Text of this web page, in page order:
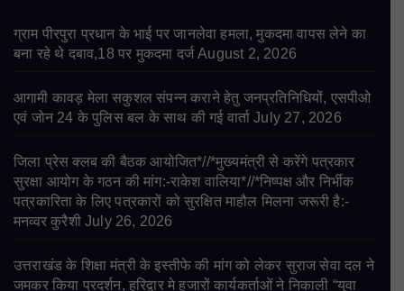
ग्राम पीरपुरा प्रधान के भाई पर जानलेवा हमला, मुकदमा वापस लेने का
बना रहे थे दबाव,18 पर मुकदमा दर्ज August 2, 2026
आगामी कावड़ मेला सकुशल संपन्न कराने हेतु जनप्रतिनिधियों, एसपीओ
एवं जोन 24 के पुलिस बल के साथ की गई वार्ता July 27, 2026
जिला प्रेस क्लब की बैठक आयोजित*//*मुख्यमंत्री से करेंगे पत्रकार
सुरक्षा आयोग के गठन की मांग:-राकेश वालिया*//*निष्पक्ष और निर्भीक
पत्रकारिता के लिए पत्रकारों को सुरक्षित माहौल मिलना जरूरी है:-
मनव्वर कुरैशी July 26, 2026
उत्तराखंड के शिक्षा मंत्री के इस्तीफे की मांग को लेकर सुराज सेवा दल ने
जमकर किया प्रदर्शन, हरिद्वार मे हजारों कार्यकर्ताओं ने निकाली “युवा